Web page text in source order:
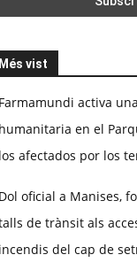
Més vist
Farmamundi activa
humanitaria en el
los afectados por los
Dol oficial a Manises,
de trànsit als
incendis del cap de